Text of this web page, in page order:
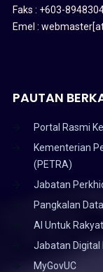
Faks : +603-
Emel :
PAUTAN
Portal Rasmi
Kementerian
(PETRA)
Jabatan
Pangkalan
AI Untuk Rakyat
Jabatan Digital
MyGovUC